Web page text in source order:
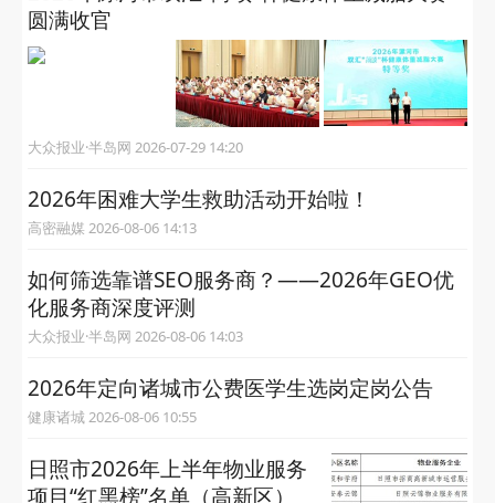
圆满收官
大众报业·半岛网 2026-07-29 14:20
2026年困难大学生救助活动开始啦！
高密融媒 2026-08-06 14:13
如何筛选靠谱SEO服务商？——2026年GEO优
化服务商深度评测
大众报业·半岛网 2026-08-06 14:03
2026年定向诸城市公费医学生选岗定岗公告
健康诸城 2026-08-06 10:55
日照市2026年上半年物业服务
项目“红黑榜”名单（高新区）